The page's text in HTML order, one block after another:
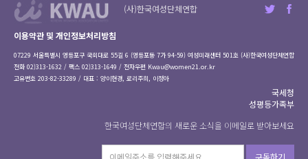
(사)한국여성단체연합
이용약관 및 개인정보처리방침
07229 서울특별시 영등포구 국회대로 55길 6 (영등포동 7가 94-59) 여성미래센터 501호 (사)한국여성단체연합
전화 02)313-1632 / 팩스 02)313-1649 / 전자우편 Kwau@women21.or.kr
고유번호 203-82-33289 / 대표 : 양이현경, 로리주희, 이정아
국세청
성평등가족부
한국여성단체연합의 새로운 소식을 이메일로 받아보세요
구독하기